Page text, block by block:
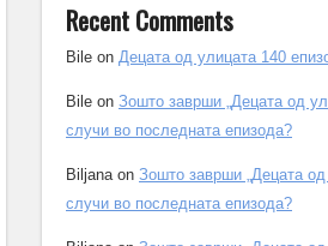
Recent Comments
Bile on Децата од улицата 140
Bile on Зошто заврши „Децата од
случи во последната епизода?
Biljanaon Зошто заврши „Децата
случи во последната епизода?